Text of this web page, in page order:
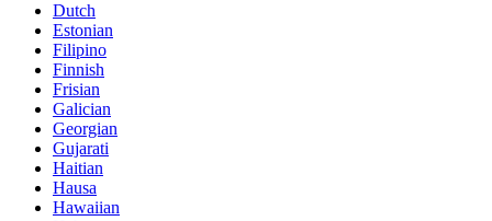
Dutch
Estonian
Filipino
Finnish
Frisian
Galician
Georgian
Gujarati
Haitian
Hausa
Hawaiian